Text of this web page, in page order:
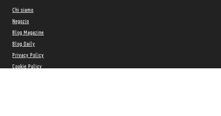
Chi siamo
Negozio
Blog Magazine
Blog Daily
Privacy Policy
Cookie Policy